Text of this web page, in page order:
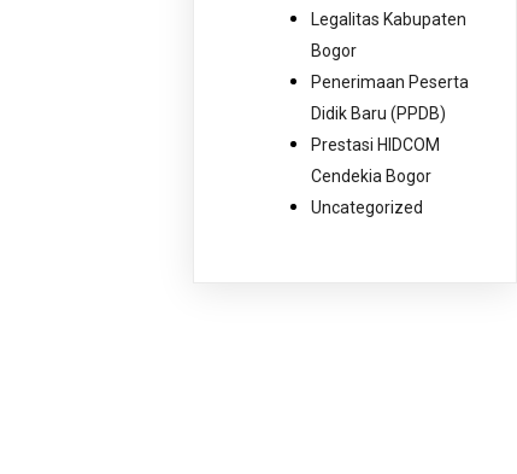
Legalitas Kabupaten
Bogor
Penerimaan Peserta
Didik Baru (PPDB)
Prestasi HIDCOM
Cendekia Bogor
Uncategorized